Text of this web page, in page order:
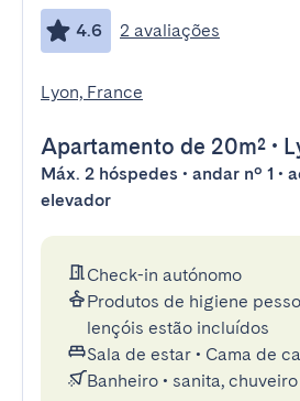
4.6 2 avaliações
Lyon, France
Apartamento de 20m² •
Máx. 2 hóspedes • andar nº 1 •
elevador
Check-in autónomo
Produtos de higiene
lençóis estão incluídos
Sala de estar • Cama de
Banheiro • sanita, chuveiro